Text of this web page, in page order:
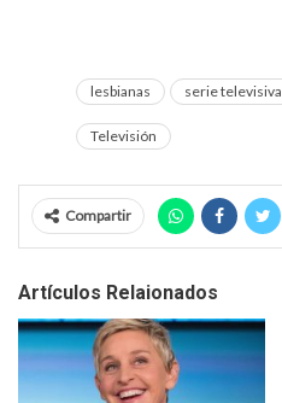
lesbianas serie televisiva
Televisión
Compartir
Artículos Relaionados